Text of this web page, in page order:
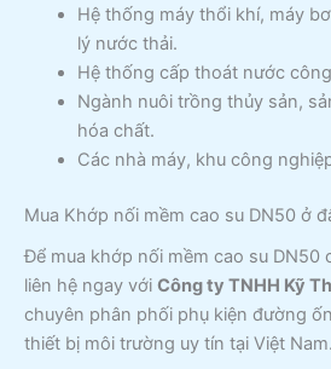
Hệ thống máy thổi khí, máy
lý nước thải.
Hệ thống cấp thoát nước
Ngành nuôi trồng thủy sản,
hóa chất.
Các nhà máy, khu công
Mua Khớp nối mềm cao su DN50 ở
Để mua khớp nối mềm cao su DN50
liên hệ ngay với Công ty TNHH Kỹ
chuyên phân phối phụ kiện đường
thiết bị môi trường uy tín tại Việt Nam.